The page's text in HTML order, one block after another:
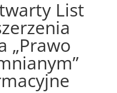
List
„Prawo